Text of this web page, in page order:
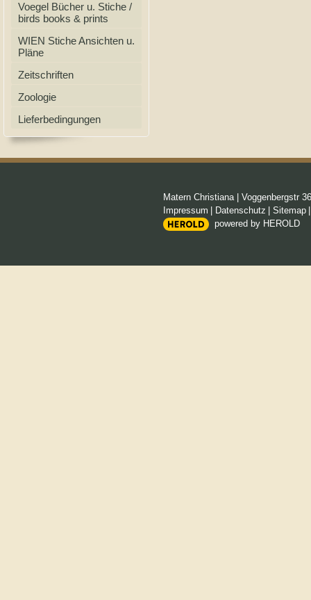
Voegel Bücher u. Stiche /
birds books & prints
WIEN Stiche Ansichten u.
Pläne
Zeitschriften
Zoologie
Lieferbedingungen
Matern Christiana| Voggenbergstr 36
Impressum
Datenschutz Sitemap
powered by HEROLD